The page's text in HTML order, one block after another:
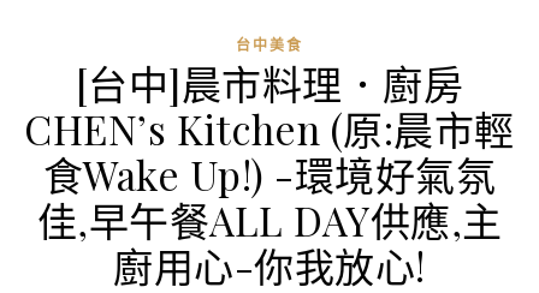
台中美食
[台中]晨市料理．廚房
CHEN’s Kitchen (原:晨市輕
食Wake Up!) -環境好氣氛
佳,早午餐ALL DAY供應,主
廚用心-你我放心!